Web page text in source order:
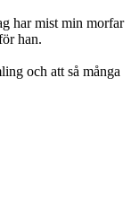
har mist min morfar
han.
och att så många